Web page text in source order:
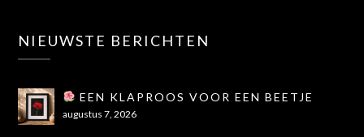
NIEUWSTE BERICHTEN
EEN KLAPROOS VOOR EEN BEETJE
TROOST
augustus 7, 2026